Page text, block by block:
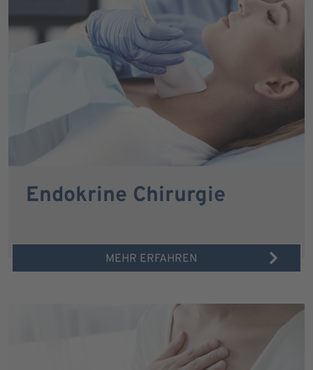
Endokrine Chirurgie
MEHR ERFAHREN